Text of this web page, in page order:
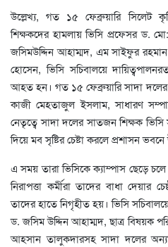
উল্লেখ্য, গত ১৫ ফেব্রুয়ারি সিলেট
শিক্ষকদের হামলায় ভিসি প্রফেসর ড.
জসিমউদ্দিন আহাম্মদ, এম সাইফুর
হোসেন, ভিসি সচিবালয়ে
আহত হন। গত ১৫ ফেব্রুয়ারি সাদা দলের
কাজী মেহতাজুল ইসলাম, সাধারণ
নেতৃত্বে সাদা দলের সাতজন শিক্ষক ভিসি
দিয়ে মব সৃষ্টির চেষ্টা করলে প্রশাসন ভবনে
এ সময় তারা ভিসিকে ক্যাম্পাস ছেড়ে
নিরাপত্তা কর্মীরা তাদের বাধা দেয়ার
তাদের হাতে নিগৃহীত হয়। ভিসি
ড. জসিম উদ্দিন আহাম্মদ, ছাত্র বিষয়ক
আহসান তালুকদারসহ সাদা দলের